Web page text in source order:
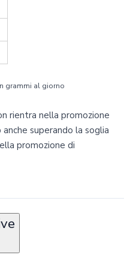
grammi al giorno
rientra nella promozione
superando la soglia
promozione di